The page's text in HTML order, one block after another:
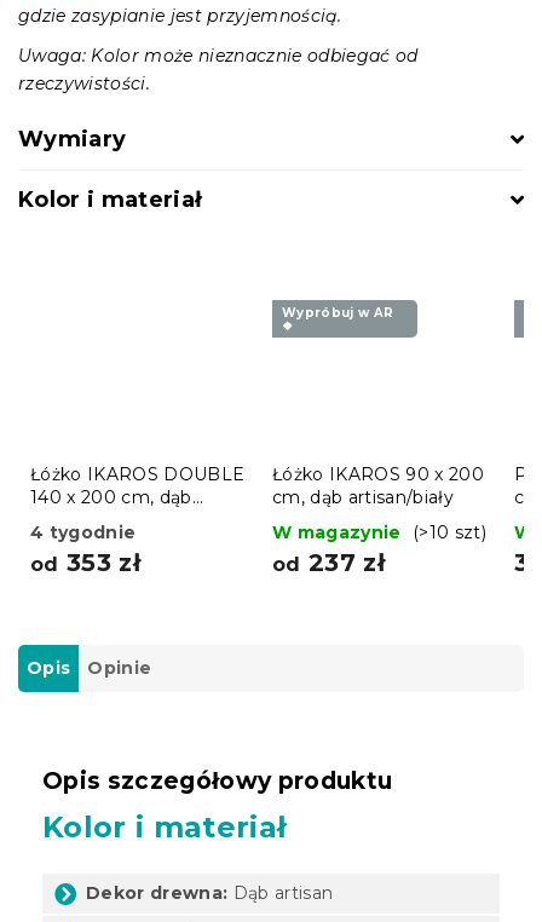
gdzie zasypianie jest przyjemnością.
Uwaga: Kolor może nieznacznie odbiegać od
rzeczywistości.
Wymiary
Kolor i materiał
Łóżko IKAROS DOUBLE
140 x 200 cm, dąb
artisan/biały
4 tygodnie
od 353 zł
Wypróbuj w AR
❖
Łóżko IKAROS 90 x 200
cm, dąb artisan/biały
W magazynie
(>10 szt)
od 237 zł
W
Opis Opinie
Opis szczegółowy produktu
Kolor i materiał
Dekor drewna: Dąb artisan